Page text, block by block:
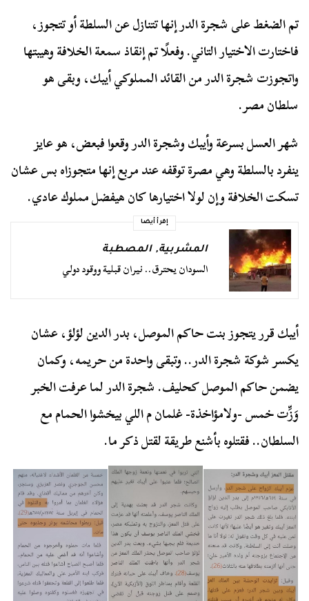
تم الضغط على شجرة الدر إنها تتنازل عن السلطة أو تتجوز،
فاختارت الاختيار التاني. وفعلًا تم إنقاذ سمعة الخلافة وهيبتها
واتجوزت شجرة الدر من القائد المملوكي أيبك، وبقى هو
سلطان مصر.
شهر العسل بسرعة وأيبك وشجرة الدر وقعوا فبعض، هو عايز
ينفرد بالسلطة وهي مصرة توقفه عند مربع إنها متجوزاه بس عشان
تسكت الخلافة وإن لولا اختيارها كان هيفضل مملوك عادي.
إقرأ أيضا
المشربية,المصطبة
السودان يحترق.. نيران قبلية ووقود دولي
أيبك قرر يتجوز بنت حاكم الموصل، بدر الدين لؤلؤ، عشان
يكسر شوكة شجرة الدر.. وتبقى واحدة من حريمه، وكمان
يضمن حاكم الموصل كحليف. شجرة الدر لما عرفت الخبر
وَزِّت خمس -ولامؤاخذة- غلمان م اللي بيخشوا الحمام مع
السلطان.. فقتلوه بأشنع طريقة لقتل ذكر ما.